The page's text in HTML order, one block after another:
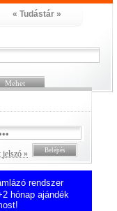
« Tudástár »
jelszó »
rendszer
hónap ajándék